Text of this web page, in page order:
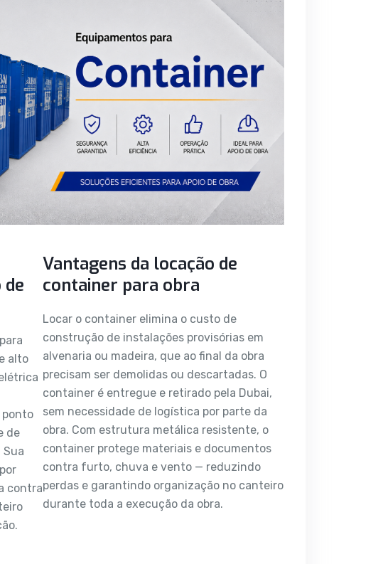
alto
ponto
de
Sua
contra
Vantagens da locação de
container para obra
Locar o container elimina o custo de
construção de instalações provisórias em
alvenaria ou madeira, que ao final da obra
precisam ser demolidas ou descartadas. O
container é entregue e retirado pela Dubai,
sem necessidade de logística por parte da
obra. Com estrutura metálica resistente, o
container protege materiais e documentos
contra furto, chuva e vento — reduzindo
perdas e garantindo organização no canteiro
durante toda a execução da obra.